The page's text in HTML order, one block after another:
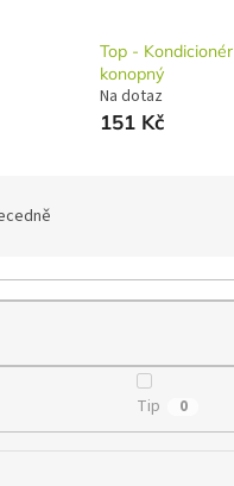
Top - Kondicionér
konopný
Na dotaz
151 Kč
Tip 0